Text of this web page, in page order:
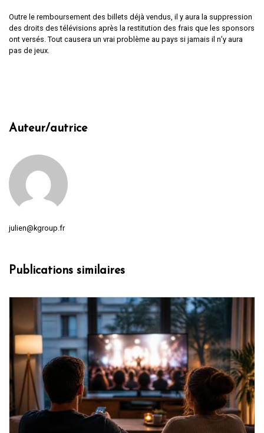
Outre le remboursement des billets déjà vendus, il y aura la suppression
des droits des télévisions après la restitution des frais que les sponsors
ont versés. Tout causera un vrai problème au pays si jamais il n’y aura
pas de jeux.
Auteur/autrice
julien@kgroup.fr
Publications similaires